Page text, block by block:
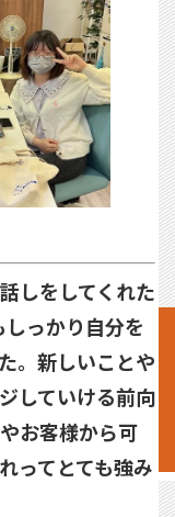
しをしてくれた
っかり自分を
。新しいことや
していける前向
お客様から可
ってとても強み